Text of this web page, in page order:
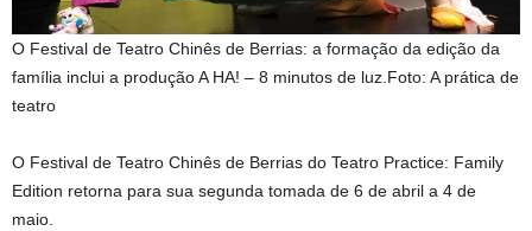
O Festival de Teatro Chinês de Berrias: a formação da edição da
família inclui a produção A HA! – 8 minutos de luz. Foto: A prática de
teatro
O Festival de Teatro Chinês de Berrias do Teatro Practice: Family
Edition retorna para sua segunda tomada de 6 de abril a 4 de
maio.